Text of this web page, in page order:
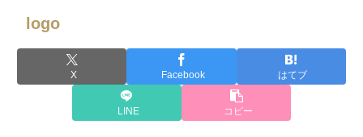
logo
X Facebook はてブ
LINE コピー